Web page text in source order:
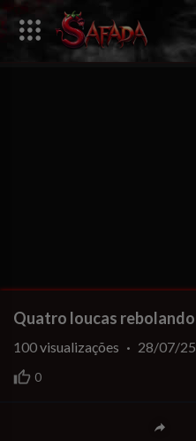
Quatro loucas rebolando
0
100visualizações · 28/07/25